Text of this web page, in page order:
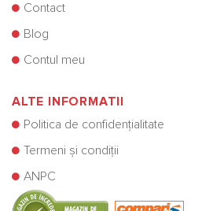
Contact
Blog
Contul meu
ALTE INFORMATII
Politica de confidențialitate
Termeni și condiții
ANPC